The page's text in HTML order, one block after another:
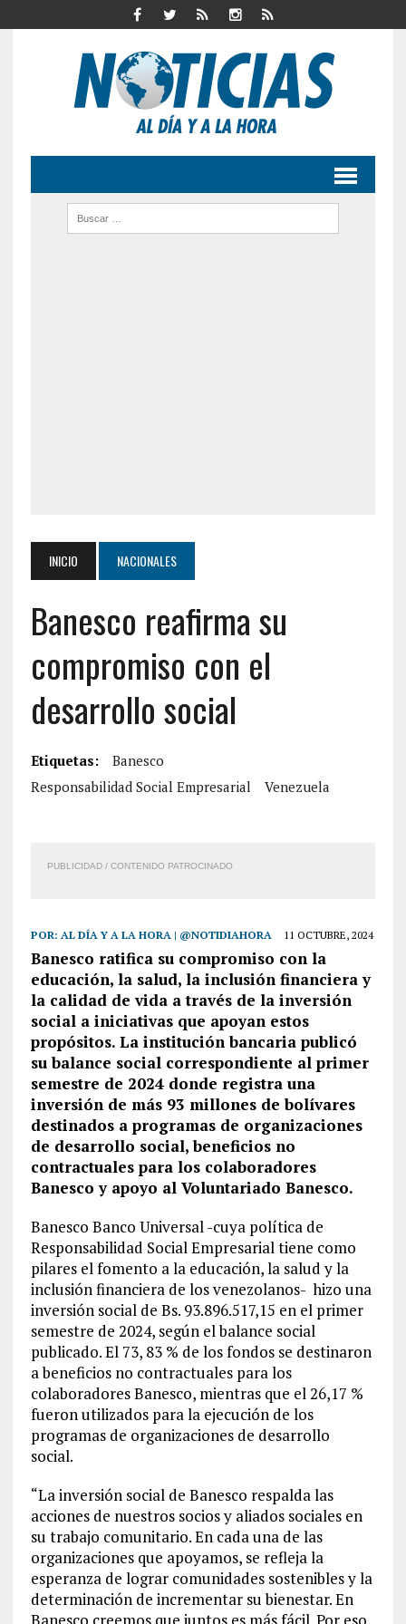
INICIO NACIONALES
Banesco reafirma su
compromiso con el
desarrollo social
Etiquetas:
Banesco
Responsabilidad Social Empresarial
Venezuela
PUBLICIDAD / CONTENIDO PATROCINADO
POR: AL DÍA Y A LA HORA | @NOTIDIAHORA 11 OCTUBRE, 2024
Banesco ratifica su compromiso con la
educación, la salud, la inclusión financiera y
la calidad de vida a través de la inversión
social a iniciativas que apoyan estos
propósitos. La institución bancaria publicó
su balance social correspondiente al primer
semestre de 2024 donde registra una
inversión de más 93 millones de bolívares
destinados a programas de organizaciones
de desarrollo social, beneficios no
contractuales para los colaboradores
Banesco y apoyo al Voluntariado Banesco.
Banesco Banco Universal -cuya política de
Responsabilidad Social Empresarial tiene como
pilares el fomento a la educación, la salud y la
inclusión financiera de los venezolanos- hizo una
inversión social de Bs. 93.896.517,15 en el primer
semestre de 2024, según el balance social
publicado. El 73, 83 % de los fondos se destinaron
a beneficios no contractuales para los
colaboradores Banesco, mientras que el 26,17 %
fueron utilizados para la ejecución de los
programas de organizaciones de desarrollo
social.
“La inversión social de Banesco respalda las
acciones de nuestros socios y aliados sociales en
su trabajo comunitario. En cada una de las
organizaciones que apoyamos, se refleja la
esperanza de lograr comunidades sostenibles y la
determinación de incrementar su bienestar. En